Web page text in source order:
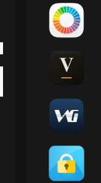
黑苹果已死
来源： macOS
接！直接从苹果公
来源： DaVinci
v21.0.3 AIO 达芬奇
janm999 •
谢谢分享~